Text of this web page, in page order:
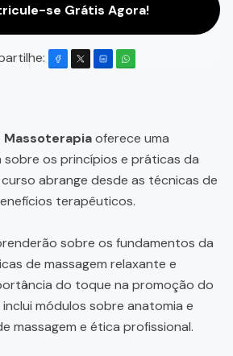
se Grátis Agora!
Massoterapiaoferece uma
os princípios e práticas da
abrange desde as técnicas de
terapêuticos.
sobre os fundamentos da
de massagem relaxante e
do toque na promoção do
módulos sobre anatomia e
massagem e ética profissional.